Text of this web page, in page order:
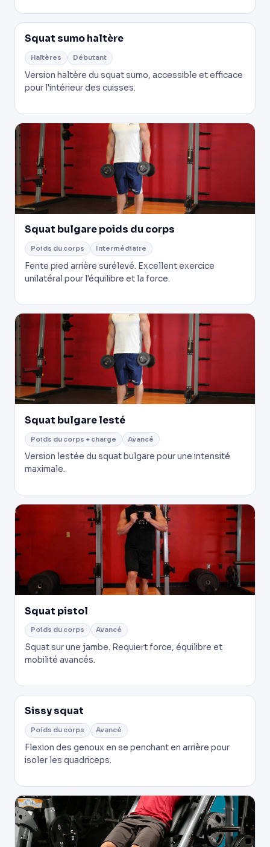
Squat sumo haltère
Haltères Débutant
Version haltère du squat sumo, accessible et efficace
pour l'intérieur des cuisses.
Squat bulgare poids du corps
Poids du corps Intermédiaire
Fente pied arrière surélevé. Excellent exercice
unilatéral pour l'équilibre et la force.
Squat bulgare lesté
Poids du corps + charge Avancé
Version lestée du squat bulgare pour une intensité
maximale.
Squat pistol
Poids du corps Avancé
Squat sur une jambe. Requiert force, équilibre et
mobilité avancés.
Sissy squat
Poids du corps Avancé
Flexion des genoux en se penchant en arrière pour
isoler les quadriceps.